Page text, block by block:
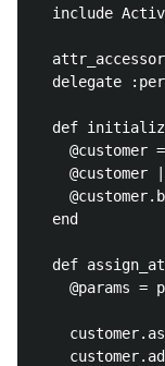
include
delegate
def
@customer
@customer
  end
def
@params =